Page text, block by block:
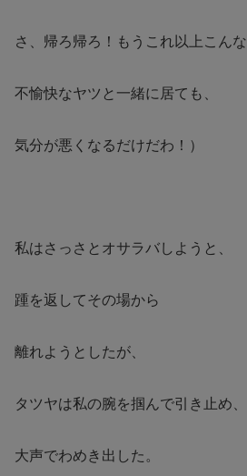
さ、帰ろ帰ろ！もうこれ以上こんな
不愉快なヤツと一緒に居ても、
気分が悪くなるだけだわ！）
私はさっさとオサラバしようと、
踵を返してその場から
離れようとしたが、
タツヤは私の腕を掴んで引き止め、
大声でわめき出した。